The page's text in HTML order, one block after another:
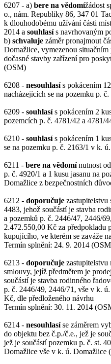
6207 - a) bere na vědomížádost
o., nám. Republiky 86, 347 01
k dlouhodobému užívání části
2014 a souhlasís navrhovaným
b) schvaluje záměr pronajmout
Domažlice, vymezenou
dočasné stavby zařízení pro
(OSM)
6208 - nesouhlasís pokácením
nacházejících se na pozemku p.
6209 - souhlasís pokácením 2
pozemcích p. č. 4781/42 a 4781/
6210 - souhlasís pokácením 1
se na pozemku p. č. 2163/1 v k.
6211 - bere na vědomínutnost
p. č. 4920/1 a 1 kusu jasanu na
Domažlice z bezpečnostních
6212 - doporučuje zastupitelstvu
4483, jehož součástí je stavba
a pozemků p. č. 2446/47, 2446/
2.472.550,00 Kč za předpokladu
kupujícího, ve kterém se zaváže
Termín splnění: 24. 9. 2014
6213 - doporučuje zastupitelstvu
smlouvy, jejíž předmětem je
součástí je stavba rodinného
p. č. 2446/49, 2446/71, vše v k.
Kč, dle předloženého návrhu
Termín splnění: 30. 11. 2014
6214 - nesouhlasíse záměrem
do objektu bez č.p./č.e., jež je
jež je součástí pozemku p. č. st.
Domažlice vše v k. ú. Domažlice